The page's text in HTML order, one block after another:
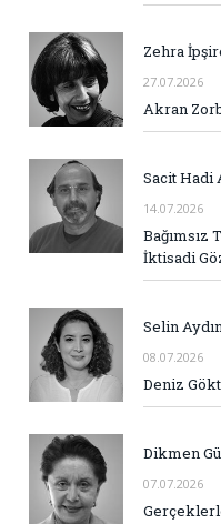
Zehra
27.07.2026
Akran
Sacit Hadi
14.07.2026
Bağımsız
İktisadi
Selin
08.07.2026
Deniz
Dikmen
07.07.2026